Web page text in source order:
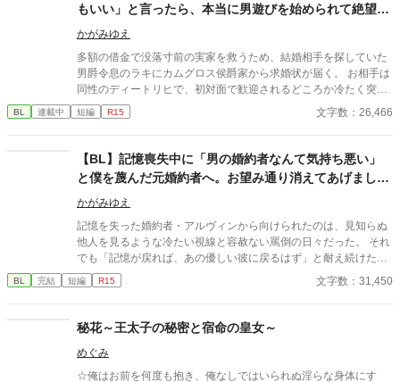
もいい」と言ったら、本当に男遊びを始められて絶望し
ている侯爵令息の話
かがみゆえ
多額の借金で没落寸前の実家を救うため、結婚相手を探していた
男爵令息のラキにカムグロス侯爵家から求婚状が届く。 お相手は
同性のディートリヒで、初対面で歓迎されるどころか冷たく突き
放されてしまう。 『必要最低限関わるな』 『愛人を作るな』
『男遊びならしてもいい』 ディートリヒから実家の借金を完済す
め上手なラキの周りには可愛い令息が集まり、推し活状態に。 一
方、ディートリヒだけが嫉妬で胃を痛める日々。 ラキへの恋心を
隠し続けた不器用侯爵令息に、幸せな未来は訪れるのか？ .
BL 連載中 短編 R15 文字数：26,466
​【BL】記憶喪失中に「男の婚約者なんて気持ち悪い」
と僕を蔑んだ元婚約者へ。お望み通り消えてあげました
ので、今更記憶が戻ったと泣きつかれても
かがみゆえ
記憶を失った婚約者・アルヴィンから向けられたのは、見知らぬ
他人を見るような冷たい視線と容赦ない罵倒の日々だった。 それ
でも「記憶が戻れば、あの優しい彼に戻るはず」と耐え続けたニ
コラス。 しかし、アルヴィンがみんなの前でニコラスの手紙を破
りながら嘲笑した時、ついに限界を迎える。 「僕が愛したアルヴ
隣国へ留学することになった。 留学先で過去を乗り越え、新しい
ヴィンが現れるが、すでにニコラスの心には少しの情も残ってな
くて―――……。
BL 完結 短編 R15 文字数：31,450
秘花～王太子の秘密と宿命の皇女～
めぐみ
☆俺はお前を何度も抱き、俺なしではいられぬ淫らな身体にす